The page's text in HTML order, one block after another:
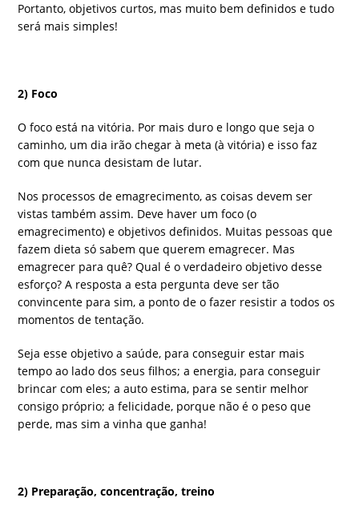
Portanto, objetivos curtos, mas muito bem definidos e tudo
será mais simples!
2) Foco
O foco está na vitória. Por mais duro e longo que seja o
caminho, um dia irão chegar à meta (à vitória) e isso faz
com que nunca desistam de lutar.
Nos processos de emagrecimento, as coisas devem ser
vistas também assim. Deve haver um foco (o
emagrecimento) e objetivos definidos. Muitas pessoas que
fazem dieta só sabem que querem emagrecer. Mas
emagrecer para quê? Qual é o verdadeiro objetivo desse
esforço? A resposta a esta pergunta deve ser tão
convincente para sim, a ponto de o fazer resistir a todos os
momentos de tentação.
Seja esse objetivo a saúde, para conseguir estar mais
tempo ao lado dos seus filhos; a energia, para conseguir
brincar com eles; a auto estima, para se sentir melhor
consigo próprio; a felicidade, porque não é o peso que
perde, mas sim a vinha que ganha!
2) Preparação, concentração, treino